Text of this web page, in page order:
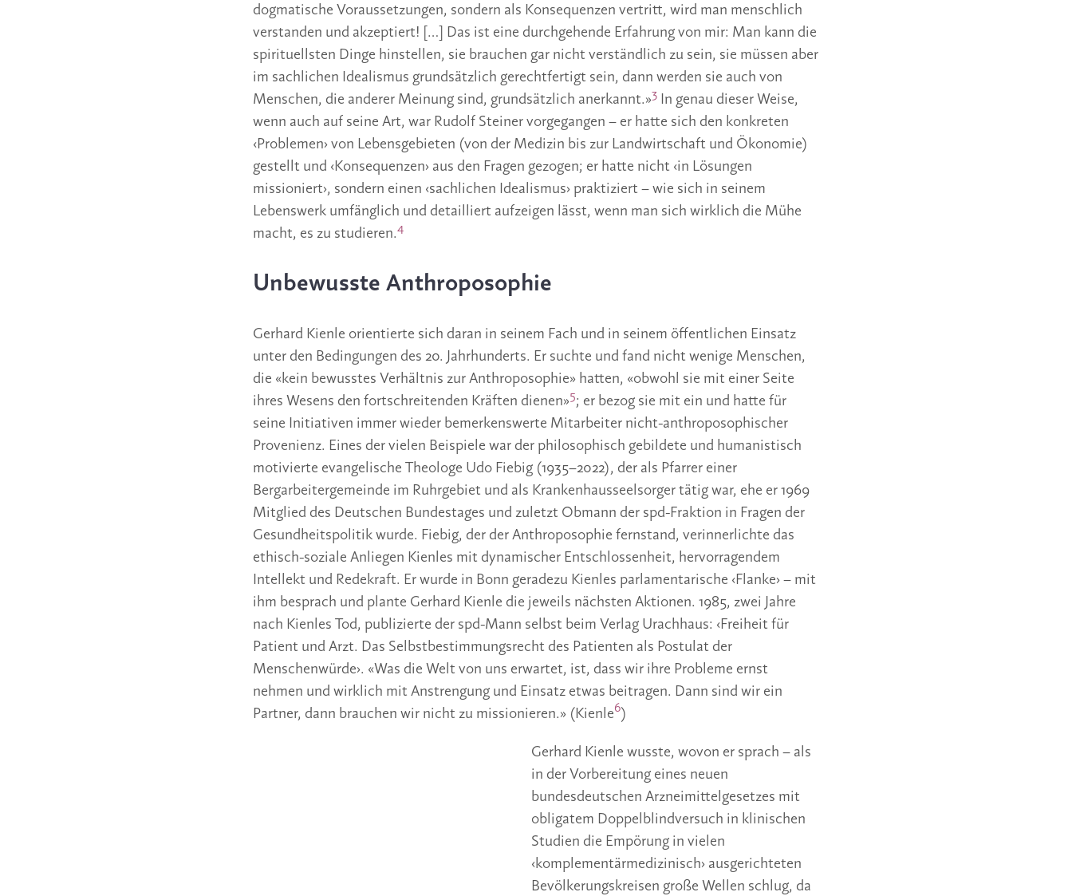
dogmatische Voraussetzungen, sondern als Konsequenzen vertritt, wird man menschlich
verstanden und akzeptiert! […] Das ist eine durchgehende Erfahrung von mir: Man kann die
spirituellsten Dinge hinstellen, sie brauchen gar nicht verständlich zu sein, sie müssen aber
im sachlichen Idealismus grundsätzlich gerechtfertigt sein, dann werden sie auch von
Menschen, die anderer Meinung sind, grundsätzlich anerkannt.»3 In genau dieser Weise,
wenn auch auf seine Art, war Rudolf Steiner vorgegangen – er hatte sich den konkreten
‹Problemen› von Lebensgebieten (von der Medizin bis zur Landwirtschaft und Ökonomie)
gestellt und ‹Konsequenzen› aus den Fragen gezogen; er hatte nicht ‹in Lösungen
missioniert›, sondern einen ‹sachlichen Idealismus› praktiziert – wie sich in seinem
Lebenswerk umfänglich und detailliert aufzeigen lässt, wenn man sich wirklich die Mühe
macht, es zu studieren.4
Unbewusste Anthroposophie
Gerhard Kienle orientierte sich daran in seinem Fach und in seinem öffentlichen Einsatz
unter den Bedingungen des 20. Jahrhunderts. Er suchte und fand nicht wenige Menschen,
die «kein bewusstes Verhältnis zur Anthroposophie» hatten, «obwohl sie mit einer Seite
ihres Wesens den fortschreitenden Kräften dienen»5; er bezog sie mit ein und hatte für
seine Initiativen immer wieder bemerkenswerte Mitarbeiter nicht-anthroposophischer
Provenienz. Eines der vielen Beispiele war der philosophisch gebildete und humanistisch
motivierte evangelische Theologe Udo Fiebig (1935–2022), der als Pfarrer einer
Bergarbeitergemeinde im Ruhrgebiet und als Krankenhausseelsorger tätig war, ehe er 1969
Mitglied des Deutschen Bundestages und zuletzt Obmann der spd-Fraktion in Fragen der
Gesundheitspolitik wurde. Fiebig, der der Anthroposophie fernstand, verinnerlichte das
ethisch-soziale Anliegen Kienles mit dynamischer Entschlossenheit, hervorragendem
Intellekt und Redekraft. Er wurde in Bonn geradezu Kienles parlamentarische ‹Flanke› – mit
ihm besprach und plante Gerhard Kienle die jeweils nächsten Aktionen. 1985, zwei Jahre
nach Kienles Tod, publizierte der spd-Mann selbst beim Verlag Urachhaus: ‹Freiheit für
Patient und Arzt. Das Selbstbestimmungsrecht des Patienten als Postulat der
Menschenwürde›. «Was die Welt von uns erwartet, ist, dass wir ihre Probleme ernst
nehmen und wirklich mit Anstrengung und Einsatz etwas beitragen. Dann sind wir ein
Partner, dann brauchen wir nicht zu missionieren.» (Kienle6)
Gerhard Kienle wusste, wovon er sprach – als
in der Vorbereitung eines neuen
bundesdeutschen Arzneimittelgesetzes mit
obligatem Doppelblindversuch in klinischen
Studien die Empörung in vielen
‹komplementärmedizinisch› ausgerichteten
Bevölkerungskreisen große Wellen schlug, da